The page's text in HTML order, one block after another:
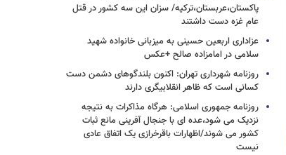
پاکستان،عربستان،ترکیه/ سزان این سه کشور در قتل
عام غزه دست داشتند
عزاداری اربعین حسینی به میزبانی خانواده شهید
سلامی در امامزاده صالح +عکس
روزنامه شهرداری تهران: اکنون بلندگوهای دشمن دست
کسانی است که ظاهر انقلابیگری دارند
روزنامه جمهوری اسلامی: هرگاه مذاکرات به نتیجه
نزدیک می شود،عده ای با جنجال آفرینی مانع ثبات
کشور می شوند/اظهارات باقرخرازی یک اتفاق عادی
نیست